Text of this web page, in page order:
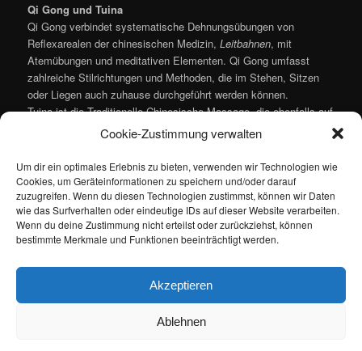
Cookie-Zustimmung verwalten
Um dir ein optimales Erlebnis zu bieten, verwenden wir Technologien wie
Cookies, um Geräteinformationen zu speichern und/oder darauf
zuzugreifen. Wenn du diesen Technologien zustimmst, können wir Daten
wie das Surfverhalten oder eindeutige IDs auf dieser Website verarbeiten.
Wenn du deine Zustimmung nicht erteilst oder zurückziehst, können
bestimmte Merkmale und Funktionen beeinträchtigt werden.
Akzeptieren
Ablehnen
Qi Gong und Tuina
Qi Gong verbindet systematische Dehnungsübungen von
Reflexarealen der chinesischen Medizin,Leitbahnen, mit
Atemübungen und meditativen Elementen. Qi Gong umfasst
zahlreiche Stilrichtungen und Methoden, die im Stehen, Sitzen
oder Liegen auch zuhause durchgeführt werden können.
Tuina ist die Traditionelle Chinesische Massage, die ebenfalls auf
dem System der Leitbahnen und der Akupunkturpunkte beruht.
Die Tuina umfasst verschiedene Techniken wie Pression,
Rudikulation oder Mulsion, bei denen mit Fingern, Hand oder
Ellenbogen einzelne Akupunkturpunkte und Leitbahnen behandelt
werden. Muskeln, Haut, Sehnen, Bindegewebe und ganze
Körperteile werden massiert, gelockert und gedehnt. Schon
während der Behandlung ist zu spüren, wie sich
Verspannungszustände lösen, anfänglich schmerzende Bereiche
wohltuend entspannen und Blockaden gelöst werden.
Stolz präsentiert von WordPress